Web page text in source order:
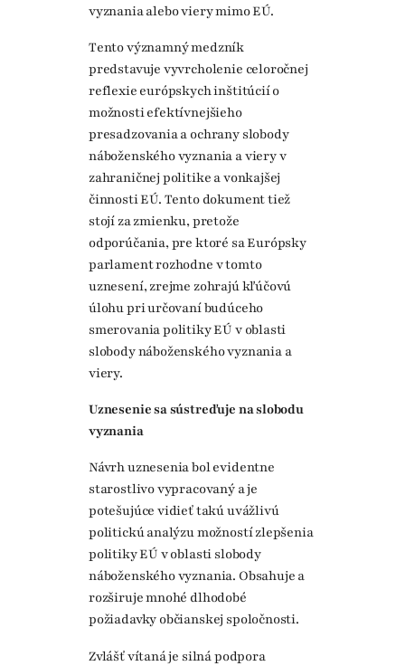
vyznania alebo viery mimo EÚ.
Tento významný medzník
predstavuje vyvrcholenie celoročnej
reflexie európskych inštitúcií o
možnosti efektívnejšieho
presadzovania a ochrany slobody
náboženského vyznania a viery v
zahraničnej politike a vonkajšej
činnosti EÚ. Tento dokument tiež
stojí za zmienku, pretože
odporúčania, pre ktoré sa Európsky
parlament rozhodne v tomto
uznesení, zrejme zohrajú kľúčovú
úlohu pri určovaní budúceho
smerovania politiky EÚ v oblasti
slobody náboženského vyznania a
viery.
Uznesenie sa sústreďuje na slobodu
vyznania
Návrh uznesenia bol evidentne
starostlivo vypracovaný a je
potešujúce vidieť takú uvážlivú
politickú analýzu možností zlepšenia
politiky EÚ v oblasti slobody
náboženského vyznania. Obsahuje a
rozširuje mnohé dlhodobé
požiadavky občianskej spoločnosti.
Zvlášť vítaná je silná podpora